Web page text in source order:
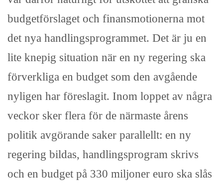
budgetförslaget och finansmotionerna mot
det nya handlingsprogrammet. Det är ju en
lite knepig situation när en ny regering ska
förverkliga en budget som den avgående
nyligen har föreslagit. Inom loppet av några
veckor sker flera för de närmaste årens
politik avgörande saker parallellt: en ny
regering bildas, handlingsprogram skrivs
och en budget på 330 miljoner euro ska slås